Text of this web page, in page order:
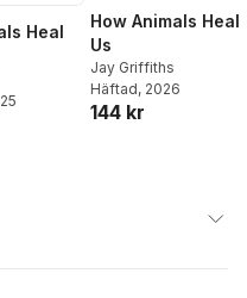
Heal
How Animals Heal
Us
Jay Griffiths
Häftad, 2026
144 kr